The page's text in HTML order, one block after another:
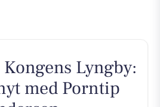
Lyngby:
med Porntip